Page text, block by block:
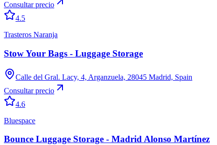
Consultar precio
4.5
Trasteros Naranja
Stow Your Bags - Luggage Storage
Calle del Gral. Lacy, 4, Arganzuela, 28045 Madrid, Spain
Consultar precio
4.6
Bluespace
Bounce Luggage Storage - Madrid Alonso Martínez